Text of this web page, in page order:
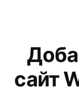
сайт